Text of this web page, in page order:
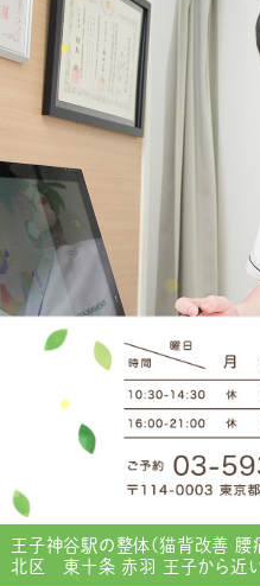
王子神谷駅の整体(猫背改善 腰
北区 東十条 赤羽 王子から近